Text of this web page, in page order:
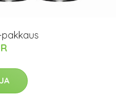
pakkaus